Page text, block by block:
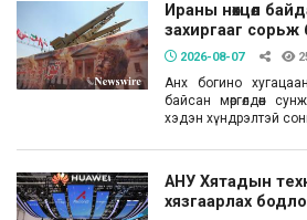
Ираны нөхцөл
захиргааг сорьж
2026-08-07
Анх богино
байсан мөргөлдөөн
хэдэн хүндрэлтэй
АНУ Хятадын
хязгаарлах